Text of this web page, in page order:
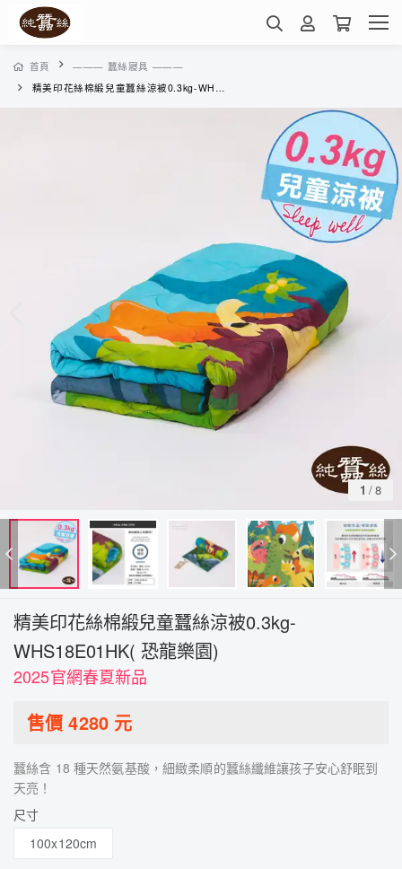
首頁
——— 蠶絲寢具 ———
精美印花絲棉緞兒童蠶絲涼被0.3kg-WHS18E01HK( 恐龍樂園)
1 /8
精美印花絲棉緞兒童蠶絲涼被0.3kg-
WHS18E01HK( 恐龍樂園)
2025官網春夏新品
售價4280元
蠶絲含 18 種天然氨基酸，細緻柔順的蠶絲纖維讓孩子安心舒眠到
天亮！
尺寸
100x120cm